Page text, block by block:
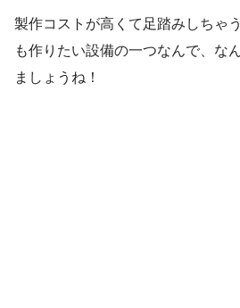
製作コストが高くて足踏みしちゃ
も作りたい設備の一つなんで、な
ましょうね！